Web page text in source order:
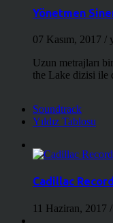
Yönetmen
07 Kasım, 2017 /
Uzun metrajları
the Lake dizisi ile
Soundtrack
Yıldız Tablosu
Cadillac
11 Haziran, 2017 /